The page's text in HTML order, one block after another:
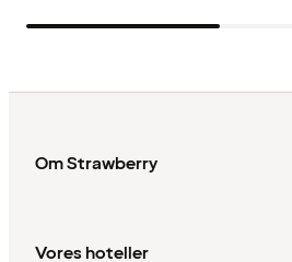
Om Strawberry
Vores hoteller